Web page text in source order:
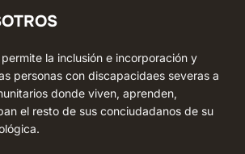
la inclusión e incorporación y
personas con discapacidaes severas a
donde viven, aprenden,
el resto de sus conciudadanos de su